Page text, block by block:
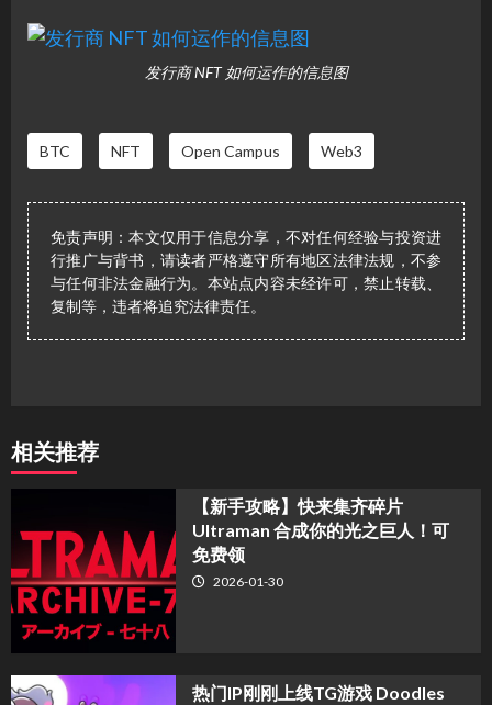
发行商 NFT 如何运作的信息图
BTC NFT Open Campus Web3
免责声明：本文仅用于信息分享，不对任何经验与投资进
行推广与背书，请读者严格遵守所有地区法律法规，不参
与任何非法金融行为。本站点内容未经许可，禁止转载、
复制等，违者将追究法律责任。
相关推荐
【新手攻略】快来集齐碎片
Ultraman 合成你的光之巨人！可
免费领
2026-01-30
热门IP刚刚上线TG游戏 Doodles